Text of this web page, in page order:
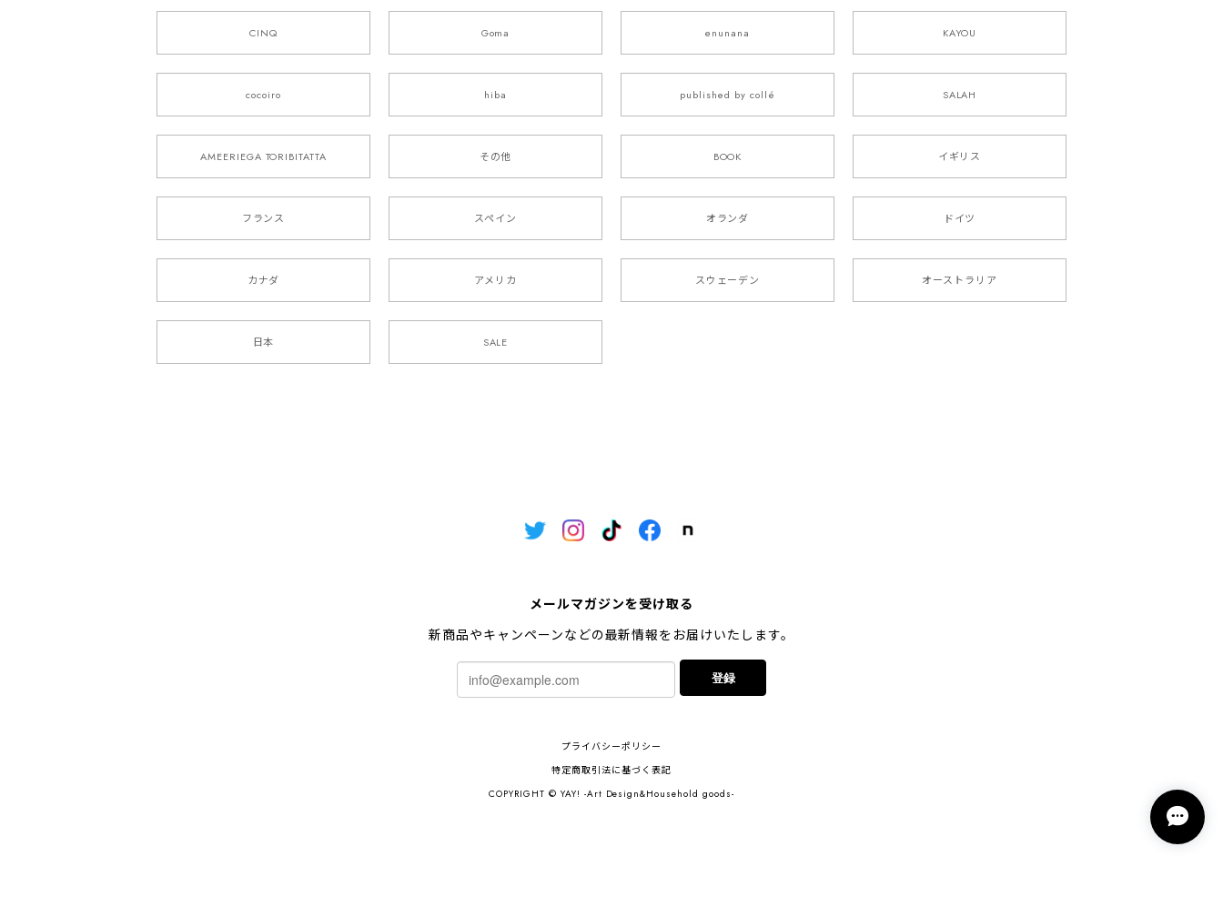
CINQ Goma enunana KAYOU
cocoiro hiba published by collé SALAH
AMEERIEGA TORIBITATTA その他 BOOK イギリス
フランス スペイン オランダ ドイツ
カナダ アメリカ スウェーデン オーストラリア
日本 SALE
メールマガジンを受け取る
新商品やキャンペーンなどの最新情報をお届けいたします。
登録
プライバシーポリシー
特定商取引法に基づく表記
COPYRIGHT © YAY! -Art Design&Household goods-